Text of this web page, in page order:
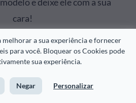
melhorar a sua experiência e fornecer
para você. Bloquear os Cookies pode
sua experiência.
Negar Personalizar
cara!
e Baixar
Sem problemas não